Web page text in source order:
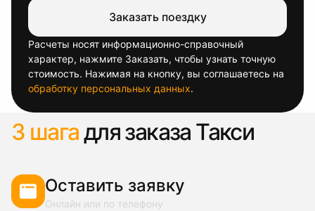
Заказать поездку
Расчеты носят информационно-справочный
характер, нажмите Заказать, чтобы узнать точную
стоимость. Нажимая на кнопку, вы соглашаетесь на
обработку персональных данных.
3 шагадля заказа Такси
Оставить заявку
Онлайн или по телефону